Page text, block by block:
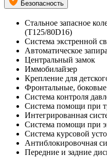
Безопасность
Стальное запасное
(T125/80D16)
Система экстренной
Автоматическое
Центральный замок
Иммобилайзер
Крепление для
Фронтальные,
Система контроля
Система помощи при
Интегрированная
Система помощи при
Система курсовой
Антиблокировочная
Передние и задние